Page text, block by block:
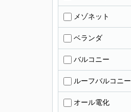
メゾネット
ベランダ
バルコニー
ルーフバルコニー
オール電化